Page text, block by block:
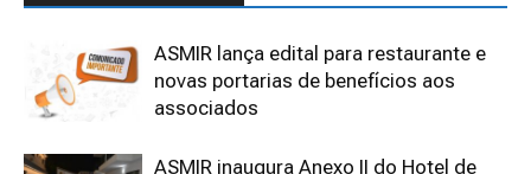
ASMIR lança edital para restaurante e
novas portarias de benefícios aos
associados
ASMIR inaugura Anexo II do Hotel de